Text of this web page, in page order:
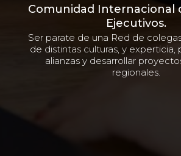
Comunidad Internacional
Ejecutivos.
Ser parate de una Red de
de distintas culturas, y
alianzas y desarrollar
regionales.